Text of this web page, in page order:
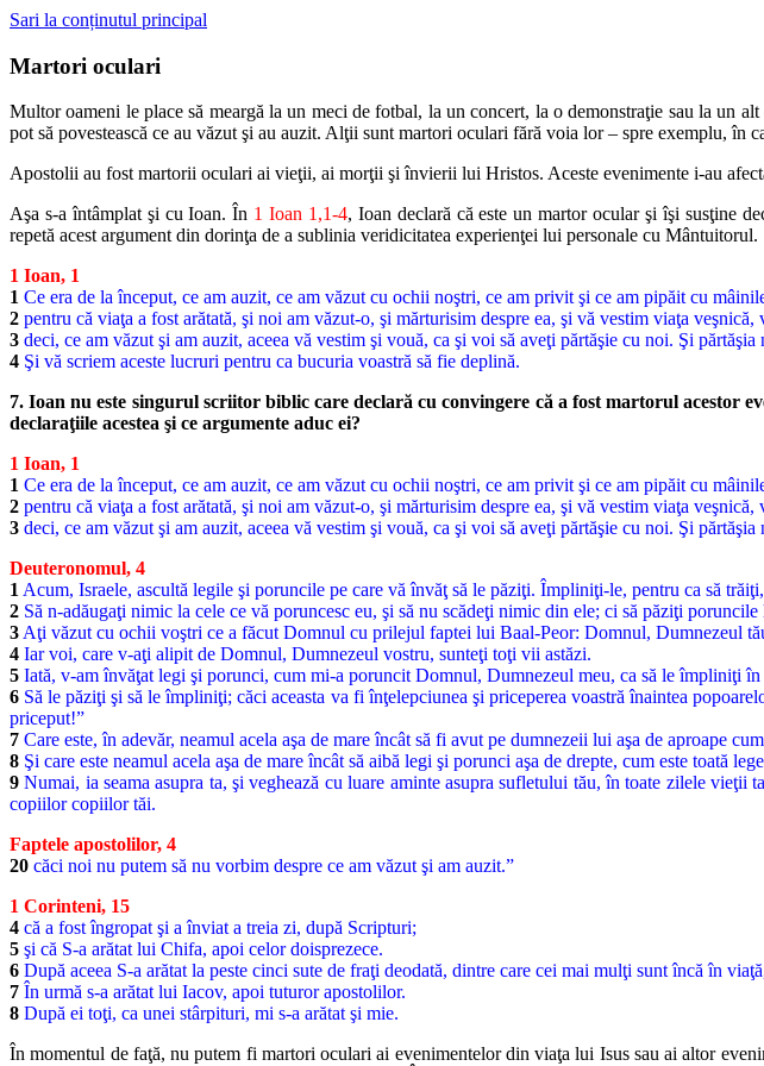
Sari la conținutul principal
Martori oculari
Multor oameni le place să meargă la un meci de fotbal, la un concert, la o demonstraţie sau la un
pot să povestească ce au văzut şi au auzit. Alţii sunt martori oculari fără voia lor – spre exemplu,
Apostolii au fost martorii oculari ai vieţii, ai morţii şi învierii lui Hristos. Aceste evenimente i-au
Aşa s-a întâmplat şi cu Ioan. În 1 Ioan 1,1-4, Ioan declară că este un martor ocular şi îşi susţine
repetă acest argument din dorinţa de a sublinia veridicitatea experienţei lui personale cu Mântuitorul.
1 Ioan, 1
1 Ce era de la început, ce am auzit, ce am văzut cu ochii noştri, ce am privit şi ce am pipăit cu
2 pentru că viaţa a fost arătată, şi noi am văzut-o, şi mărturisim despre ea, şi vă vestim viaţa veşnică,
3 deci, ce am văzut şi am auzit, aceea vă vestim şi vouă, ca şi voi să aveţi părtăşie cu noi. Şi
4 Şi vă scriem aceste lucruri pentru ca bucuria voastră să fie deplină.
7. Ioan nu este singurul scriitor biblic care declară cu convingere că a fost martorul acestor
declaraţiile acestea şi ce argumente aduc ei?
1 Ioan, 1
1 Ce era de la început, ce am auzit, ce am văzut cu ochii noştri, ce am privit şi ce am pipăit cu
2 pentru că viaţa a fost arătată, şi noi am văzut-o, şi mărturisim despre ea, şi vă vestim viaţa veşnică,
3 deci, ce am văzut şi am auzit, aceea vă vestim şi vouă, ca şi voi să aveţi părtăşie cu noi. Şi
Deuteronomul, 4
1Acum, Israele, ascultă legile şi poruncile pe care vă învăţ să le păziţi. Împliniţi-le, pentru ca să
2 Să n-adăugaţi nimic la cele ce vă poruncesc eu, şi să nu scădeţi nimic din ele; ci să păziţi
3Aţi văzut cu ochii voştri ce a făcut Domnul cu prilejul faptei lui Baal-Peor: Domnul, Dumnezeul
4 Iar voi, care v-aţi alipit de Domnul, Dumnezeul vostru, sunteţi toţi vii astăzi.
5 Iată, v-am învăţat legi şi porunci, cum mi-a poruncit Domnul, Dumnezeul meu, ca să le împliniţi în
6 Să le păziţi şi să le împliniţi; căci aceasta va fi înţelepciunea şi priceperea voastră înaintea
priceput!”
7 Care este, în adevăr, neamul acela aşa de mare încât să fi avut pe dumnezeii lui aşa de aproape
8 Şi care este neamul acela aşa de mare încât să aibă legi şi porunci aşa de drepte, cum este toată
9 Numai, ia seama asupra ta, şi veghează cu luare aminte asupra sufletului tău, în toate zilele
copiilor copiilor tăi.
Faptele apostolilor, 4
20 căci noi nu putem să nu vorbim despre ce am văzut şi am auzit.”
1 Corinteni, 15
4 că a fost îngropat şi a înviat a treia zi, după Scripturi;
5 şi că S-a arătat lui Chifa, apoi celor doisprezece.
6 După aceea S-a arătat la peste cinci sute de fraţi deodată, dintre care cei mai mulţi sunt încă în
7 În urmă s-a arătat lui Iacov, apoi tuturor apostolilor.
8 După ei toţi, ca unei stârpituri, mi s-a arătat şi mie.
În momentul de faţă, nu putem fi martori oculari ai evenimentelor din viaţa lui Isus sau ai altor